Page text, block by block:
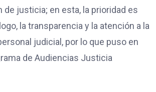
de justicia; en esta, la prioridad es
la transparencia y la atención a la
judicial, por lo que puso en
de Audiencias Justicia